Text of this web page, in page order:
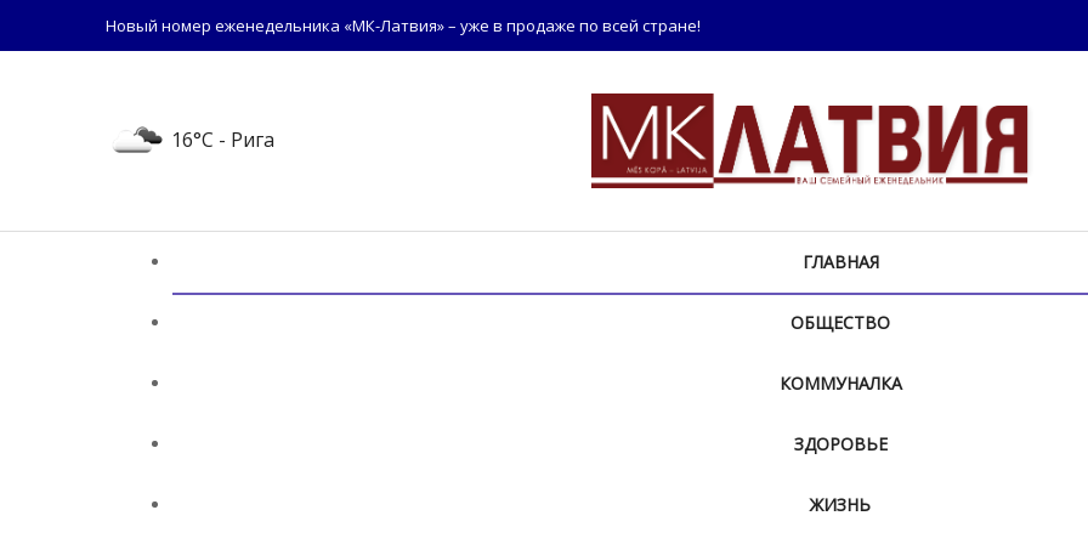
Новый номер еженедельника «МК-Латвия» – уже в продаже по всей стране!
16°C - Рига
ГЛАВНАЯ
ОБЩЕСТВО
КОММУНАЛКА
ЗДОРОВЬЕ
ЖИЗНЬ